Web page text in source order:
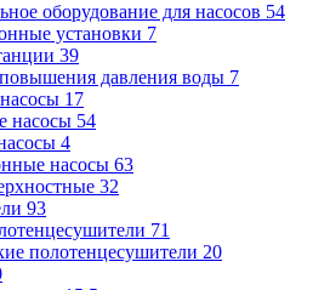
оборудование для насосов 54
установки 7
39
давления воды 7
17
насосы 54
4
насосы 63
32
93
71
полотенцесушители 20